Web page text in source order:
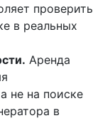
проверить
в реальных
Аренда
не на поиске
в